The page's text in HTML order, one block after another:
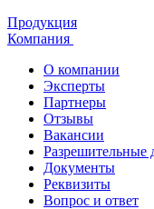
Продукция
Компания
О компании
Эксперты
Партнеры
Отзывы
Вакансии
Разрешительные
Документы
Реквизиты
Вопрос и ответ